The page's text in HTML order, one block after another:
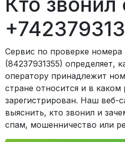
Сервис по проверке номера
(84237931355) определяет,
оператору принадлежит
стране относится и в каком
зарегистрирован. Наш веб-
выяснить, кто звонил и
спам, мошенничество или